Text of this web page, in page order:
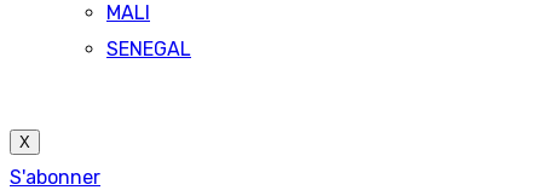
MALI
SENEGAL
X
S'abonner